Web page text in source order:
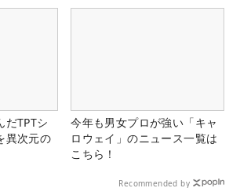
だTPTシ
異次元の
今年も男女プロが強い「キャ
ロウェイ」のニュース一覧は
こちら！
Recommended by